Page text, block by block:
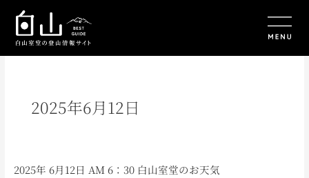
2025年6月12日
2025年 6月12日 AM 6：30 白山室堂のお天気
2025